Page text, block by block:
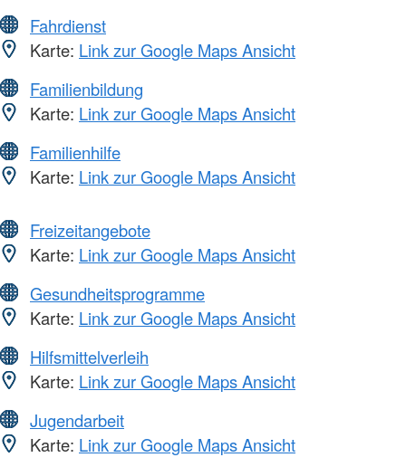
Fahrdienst
Karte: Link zur Google Maps Ansicht
Familienbildung
Karte: Link zur Google Maps Ansicht
Familienhilfe
Karte: Link zur Google Maps Ansicht
Freizeitangebote
Karte: Link zur Google Maps Ansicht
Gesundheitsprogramme
Karte: Link zur Google Maps Ansicht
Hilfsmittelverleih
Karte: Link zur Google Maps Ansicht
Jugendarbeit
Karte: Link zur Google Maps Ansicht